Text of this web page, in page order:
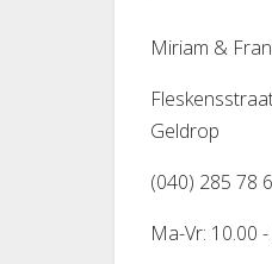
Miriam &
Geldrop
(040) 285 78
Ma-Vr: 10.00